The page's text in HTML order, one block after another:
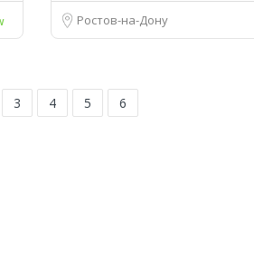
Ростов-на-Дону
3 4 5 6